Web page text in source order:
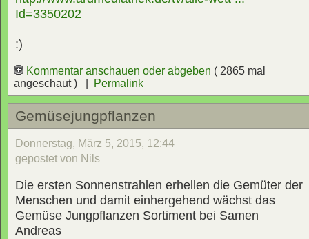
Id=3350202
:)
Kommentar anschauen oder abgeben ( 2865 mal
angeschaut ) |
Permalink
Gemüsejungpflanzen
Donnerstag, März 5, 2015, 12:44
gepostet von Nils
Die ersten Sonnenstrahlen erhellen die Gemüter der
Menschen und damit einhergehend wächst das
Gemüse Jungpflanzen Sortiment bei Samen
Andreas